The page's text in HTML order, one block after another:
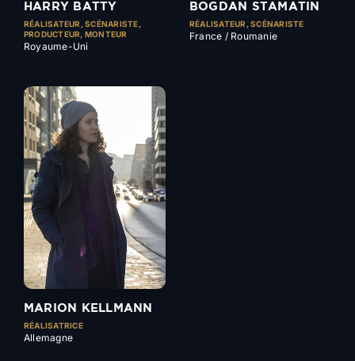
HARRY BATTY
RÉALISATEUR, SCÉNARISTE,
PRODUCTEUR, MONTEUR
Royaume-Uni
BOGDAN STAMATIN
RÉALISATEUR, SCÉNARISTE
France / Roumanie
MARION KELLMANN
RÉALISATRICE
Allemagne